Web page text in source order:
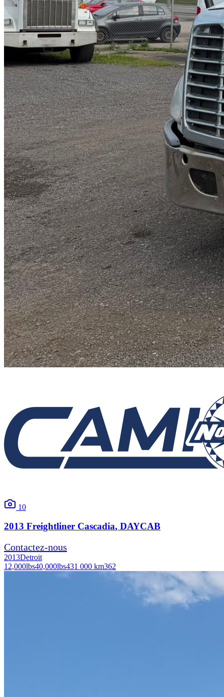
10
2013 Freightliner Cascadia, DAYCAB
Contactez-nous
2013Detroit
12,000lbs40,000lbs431 000 km362